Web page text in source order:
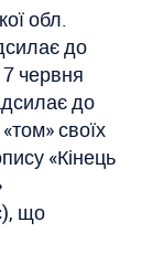
обл.
до
7 червня
до
своїх
«Кінець
що